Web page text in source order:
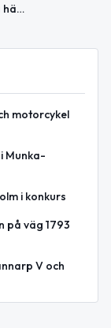
Dagens väder och viktiga händelser i Ängelholm
motorcykel
Munka-
i konkurs
på väg 1793
V och